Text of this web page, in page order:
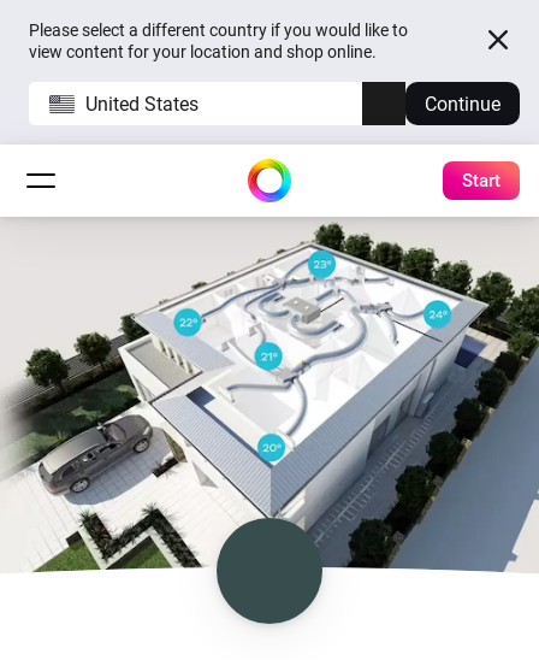
Please select a different country if you would like to
view content for your location and shop online.
United States Continue
Start